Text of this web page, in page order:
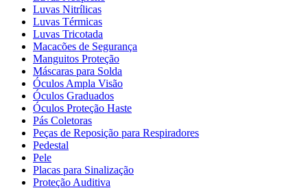
Luvas Nitrílicas
Luvas Térmicas
Luvas Tricotada
Macacões de Segurança
Manguitos Proteção
Máscaras para Solda
Óculos Ampla Visão
Óculos Graduados
Óculos Proteção Haste
Pás Coletoras
Peças de Reposição para Respiradores
Pedestal
Pele
Placas para Sinalização
Proteção Auditiva